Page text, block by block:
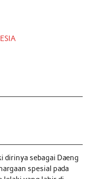
dirinya sebagai Daeng
spesial pada